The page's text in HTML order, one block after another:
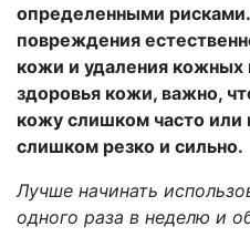
определенными
повреждения
кожи и удаления
здоровья кожи, важно,
кожу слишком часто или
слишком резко и сильно.
Лучше начинать
одного раза в неделю и